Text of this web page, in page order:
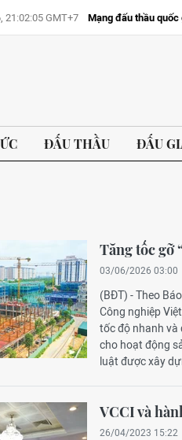
21:02:05 GMT+7 Mạng đấu thầu quốc
ĐẤU THẦU ĐẤU
Tăng tốc gỡ
03/06/2026 03:00
(BĐT) - Theo
Công nghiệp
tốc độ nhanh và
cho hoạt động
luật được xây
VCCI và
26/04/2023 15:22